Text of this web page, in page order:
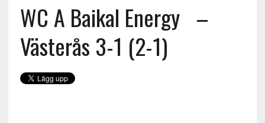
WC A Baikal Energy –
Västerås 3-1 (2-1)